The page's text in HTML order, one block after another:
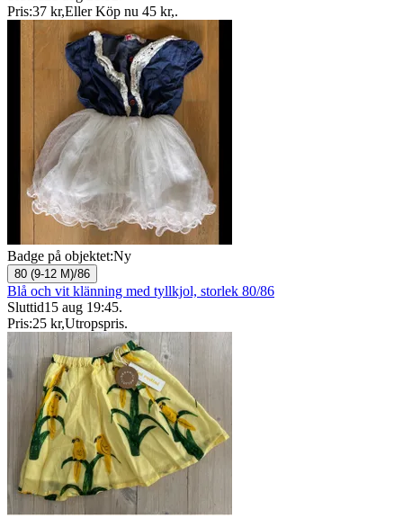
Pris:37 kr,Eller Köp nu 45 kr,.
Badge på objektet:Ny
80 (9-12 M)/86
Blå och vit klänning med tyllkjol, storlek 80/86
Sluttid15 aug 19:45.
Pris:25 kr,Utropspris.